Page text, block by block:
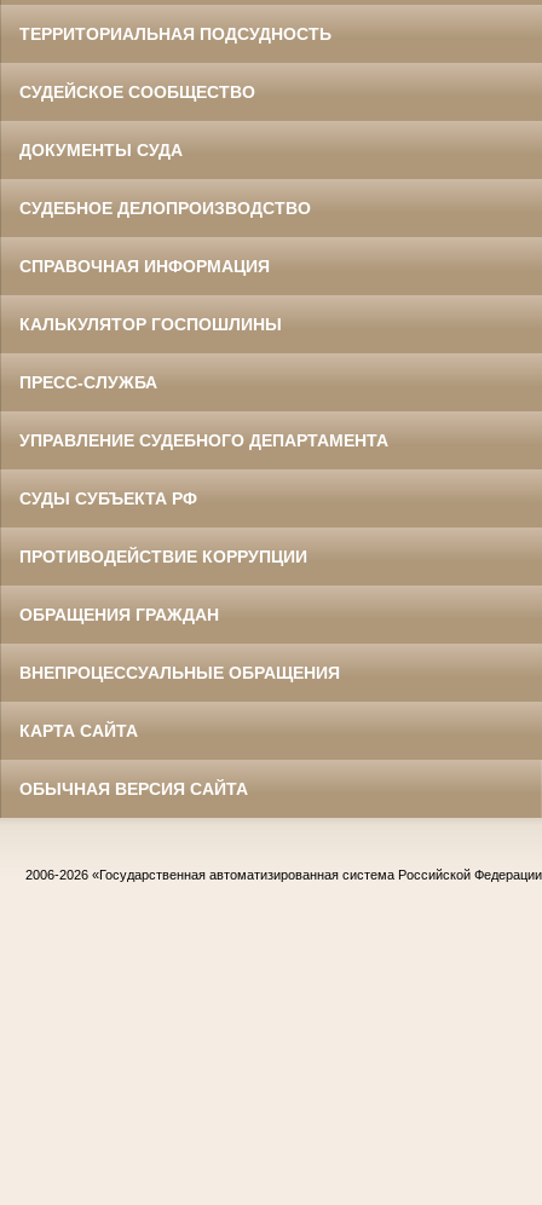
ТЕРРИТОРИАЛЬНАЯ ПОДСУДНОСТЬ
СУДЕЙСКОЕ СООБЩЕСТВО
ДОКУМЕНТЫ СУДА
СУДЕБНОЕ ДЕЛОПРОИЗВОДСТВО
СПРАВОЧНАЯ ИНФОРМАЦИЯ
КАЛЬКУЛЯТОР ГОСПОШЛИНЫ
ПРЕСС-СЛУЖБА
УПРАВЛЕНИЕ СУДЕБНОГО ДЕПАРТАМЕНТА
СУДЫ СУБЪЕКТА РФ
ПРОТИВОДЕЙСТВИЕ КОРРУПЦИИ
ОБРАЩЕНИЯ ГРАЖДАН
ВНЕПРОЦЕССУАЛЬНЫЕ ОБРАЩЕНИЯ
КАРТА САЙТА
ОБЫЧНАЯ ВЕРСИЯ САЙТА
2006-2026 «Государственная автоматизированная система Российской